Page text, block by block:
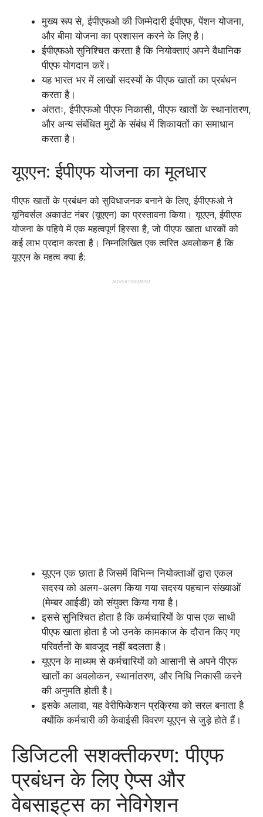
मुख्य रूप से, ईपीएफओ की जिम्मेदारी ईपीएफ, पेंशन योजना,
और बीमा योजना का प्रशासन करने के लिए है।
ईपीएफओ सुनिश्चित करता है कि नियोक्ताएं अपने वैधानिक
पीएफ योगदान करें।
यह भारत भर में लाखों सदस्यों के पीएफ खातों का प्रबंधन
करता है।
अंततः, ईपीएफओ पीएफ निकासी, पीएफ खातों के स्थानांतरण,
और अन्य संबंधित मुद्दों के संबंध में शिकायतों का समाधान
करता है।
यूएएन: ईपीएफ योजना का मूलधार
पीएफ खातों के प्रबंधन को सुविधाजनक बनाने के लिए, ईपीएफओ ने
यूनिवर्सल अकाउंट नंबर (यूएएन) का प्रस्तावना किया। यूएएन, ईपीएफ
योजना के पहिये में एक महत्वपूर्ण हिस्सा है, जो पीएफ खाता धारकों को
कई लाभ प्रदान करता है। निम्नलिखित एक त्वरित अवलोकन है कि
यूएएन के महत्व क्या है:
ADVERTISEMENT
यूएएन एक छाता है जिसमें विभिन्न नियोक्ताओं द्वारा एकल
सदस्य को अलग-अलग किया गया सदस्य पहचान संख्याओं
(मेम्बर आईडी) को संयुक्त किया गया है।
इससे सुनिश्चित होता है कि कर्मचारियों के पास एक साथी
पीएफ खाता होता है जो उनके कामकाज के दौरान किए गए
परिवर्तनों के बावजूद नहीं बदलता है।
यूएएन के माध्यम से कर्मचारियों को आसानी से अपने पीएफ
खातों का अवलोकन, स्थानांतरण, और निधि निकासी करने
की अनुमति होती है।
इसके अलावा, यह वेरीफिकेशन प्रक्रिया को सरल बनाता है
क्योंकि कर्मचारी की केवाईसी विवरण यूएएन से जुड़े होते हैं।
डिजिटली सशक्तीकरण: पीएफ
प्रबंधन के लिए ऐप्स और
वेबसाइट्स का नेविगेशन